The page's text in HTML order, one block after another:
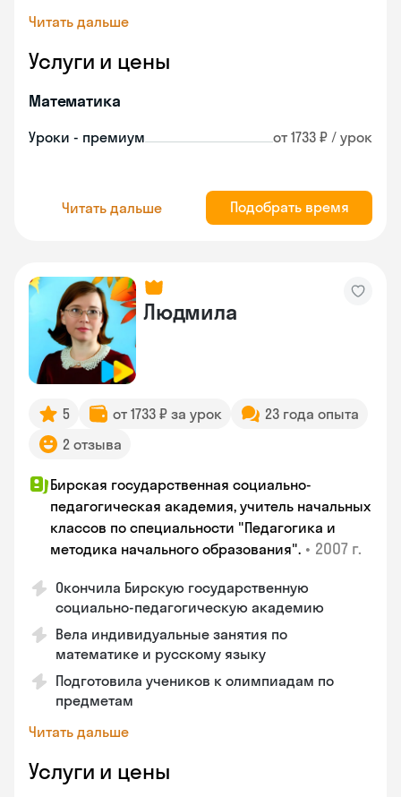
Читать дальше
Услуги и цены
Математика
Уроки - премиум от 1733 ₽ / урок
Читать дальше Подобрать время
Людмила
5 от 1733 ₽ за урок
23 года опыта
2 отзыва
Бирская государственная социально-
педагогическая академия, учитель начальных
классов по специальности "Педагогика и
методика начального образования". • 2007 г.
Окончила Бирскую государственную
социально-педагогическую академию
Вела индивидуальные занятия по
математике и русскому языку
Подготовила учеников к олимпиадам по
предметам
Читать дальше
Услуги и цены